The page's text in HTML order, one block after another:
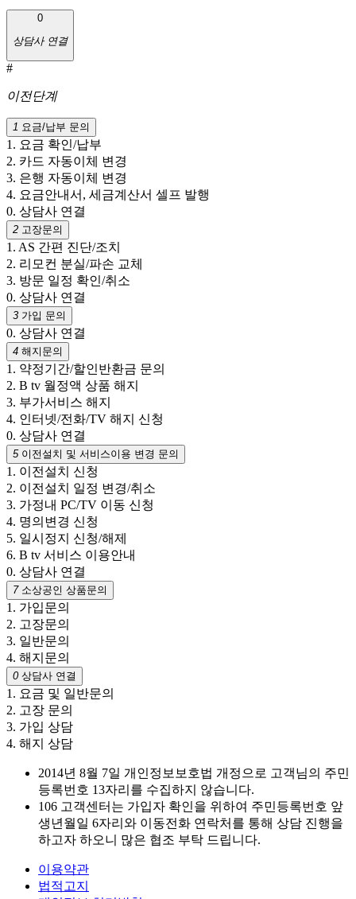
0
상담사 연결
#
이전단계
1 요금/납부 문의
1. 요금 확인/납부
2. 카드 자동이체 변경
3. 은행 자동이체 변경
4. 요금안내서, 세금계산서 셀프 발행
0. 상담사 연결
2 고장문의
1. AS 간편 진단/조치
2. 리모컨 분실/파손 교체
3. 방문 일정 확인/취소
0. 상담사 연결
3 가입 문의
0. 상담사 연결
4 해지문의
1. 약정기간/할인반환금 문의
2. B tv 월정액 상품 해지
3. 부가서비스 해지
4. 인터넷/전화/TV 해지 신청
0. 상담사 연결
5 이전설치 및 서비스이용 변경 문의
1. 이전설치 신청
2. 이전설치 일정 변경/취소
3. 가정내 PC/TV 이동 신청
4. 명의변경 신청
5. 일시정지 신청/해제
6. B tv 서비스 이용안내
0. 상담사 연결
7 소상공인 상품문의
1. 가입문의
2. 고장문의
3. 일반문의
4. 해지문의
0 상담사 연결
1. 요금 및 일반문의
2. 고장 문의
3. 가입 상담
4. 해지 상담
2014년 8월 7일 개인정보보호법 개정으로 고객님의 주민
등록번호 13자리를 수집하지 않습니다.
106 고객센터는 가입자 확인을 위하여 주민등록번호 앞
생년월일 6자리와 이동전화 연락처를 통해 상담 진행을
하고자 하오니 많은 협조 부탁 드립니다.
이용약관
법적고지